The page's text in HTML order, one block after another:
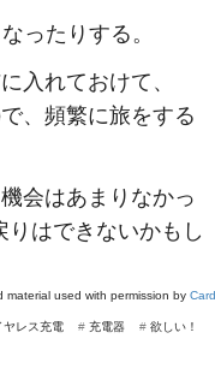
ったりする。
入れておけて、
、頻繁に旅をする
会はあまりなかっ
りはできないかもし
material used with permission by Card
# 欲しい！
# 充電器
ヤレス充電